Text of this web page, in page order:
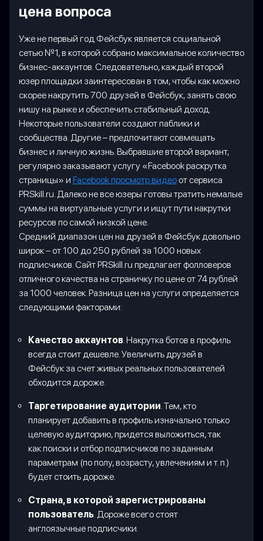
цена вопроса
Уже не первый год Фейсбук является социальной
сетью №1, в которой собрано максимальное количество
бизнес-аккаунтов. Следовательно, каждый второй
юзер площадки заинтересован в том, чтобы как можно
скорее накрутить 700 друзей в Фейсбук, занять свою
нишу на рынке и обеспечить стабильный доход.
Некоторые пользователи создают паблики и
сообщества. Другие – предпочитают совмещать
бизнес и личную жизнь. Выбравшие второй вариант,
регулярно заказывают услугу «Facebook раскрутка
страницы» и Facebook просмотр видео от сервиса
PRSkill.ru. Далеко не все юзеры готовы тратить немалые
суммы на виртуальные услуги и ищут пути накрутки
ресурсов по самой низкой цене.
Средний диапазон цен на друзей в Фейсбук довольно
широк – от 100 до 250 рублей за 1000 новых
подписчиков. Сайт PRSkill.ru предлагает фолловеров
отличного качества на страничку по цене от 74 рублей
за 1000 человек. Разница цен на услуги определяется
следующими факторами:
Качество аккаунтов. Накрутка ботов в профиль
всегда стоит дешевле. Увеличить друзей в
Фейсбук за счет живых реальных пользователей
обходится дороже.
Таргетирование аудитории. Тем, кто
планирует добавить в профиль изначально только
целевую аудиторию, придется выложиться, так
как поиски и отбор подписчиков по заданным
параметрам (по полу, возрасту, увлечениям и т. п.)
будет стоить дороже.
Страна, в которой зарегистрированы
пользователь. Дороже всего стоят
англоязычные подписчики.